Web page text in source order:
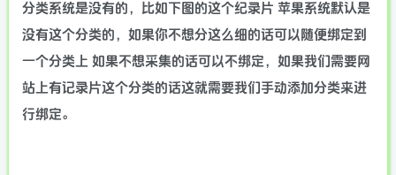
分类系统是没有的，比如下图的这个纪录片 苹果系统默认是
没有这个分类的，如果你不想分这么细的话可以随便绑定到
一个分类上 如果不想采集的话可以不绑定，如果我们需要网
站上有记录片这个分类的话这就需要我们手动添加分类来进
行绑定。